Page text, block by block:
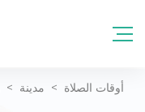
أوقات الصلاة > مدينة >